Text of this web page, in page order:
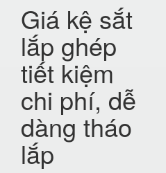
Giá kệ sắt
lắp ghép
tiết kiệm
chi phí, dễ
dàng tháo
lắp